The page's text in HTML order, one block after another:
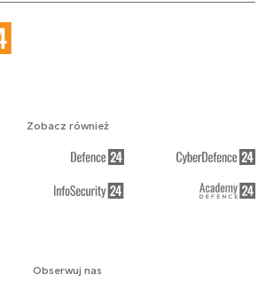
Obserwuj nas
Zobacz również